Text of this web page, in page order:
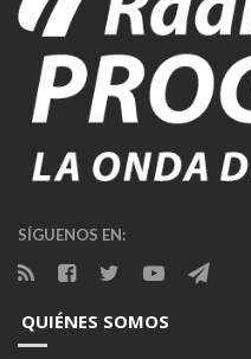
SÍGUENOS EN:
QUIÉNES SOMOS